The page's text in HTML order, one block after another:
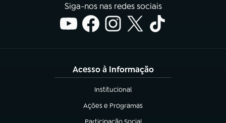
Siga-nos nas redes sociais
Acesso à Informação
Institucional
(abre em nova aba)
Ações e Programas
(abre em nova aba)